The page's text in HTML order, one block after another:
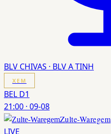
BLV CHIVAS · BLV A TINH
XEM
BEL D1
21:00 · 09-08
Zulte-Waregem
LIVE